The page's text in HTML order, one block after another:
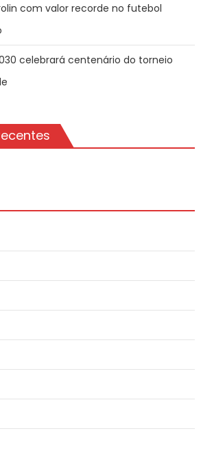
com valor recorde no futebol
celebrará centenário do torneio